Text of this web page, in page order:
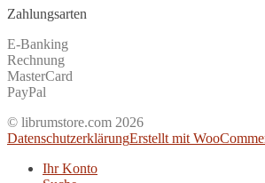
Zahlungsarten
E-Banking
Rechnung
MasterCard
PayPal
© librumstore.com 2026
DatenschutzerklärungErstellt mit
Ihr Konto